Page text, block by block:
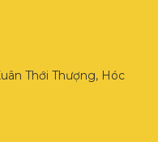
Thới Thượng, Hóc